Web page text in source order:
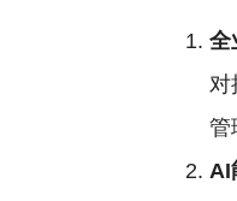
全
对
管
AI